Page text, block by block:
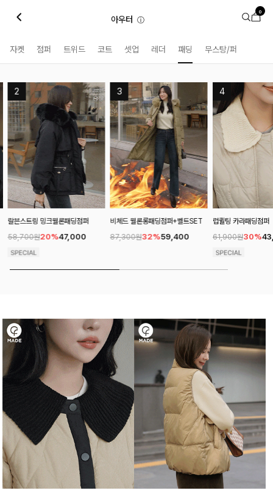
아우터 ⓘ
0
자켓 점퍼 트위드 코트 셋업 레더 패딩 무스탕/퍼
비체드 웰론롱패딩점퍼+벨트SET
87,300원32%59,400
럽퀼팅 카라패딩점퍼
61,900원30%43,400
멜덕다운 경량패딩점
105,600원20%